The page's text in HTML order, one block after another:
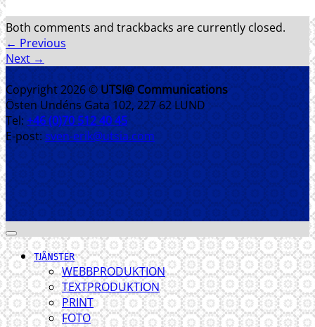
Both comments and trackbacks are currently closed.
← Previous
Next →
Copyright 2026 © UTSI@ Communications
Östen Undéns Gata 102, 227 62 LUND
Tel: +46 (0)70 512 40 45
E-post: sven-erik@utsia.com
TJÄNSTER
WEBBPRODUKTION
TEXTPRODUKTION
PRINT
FOTO